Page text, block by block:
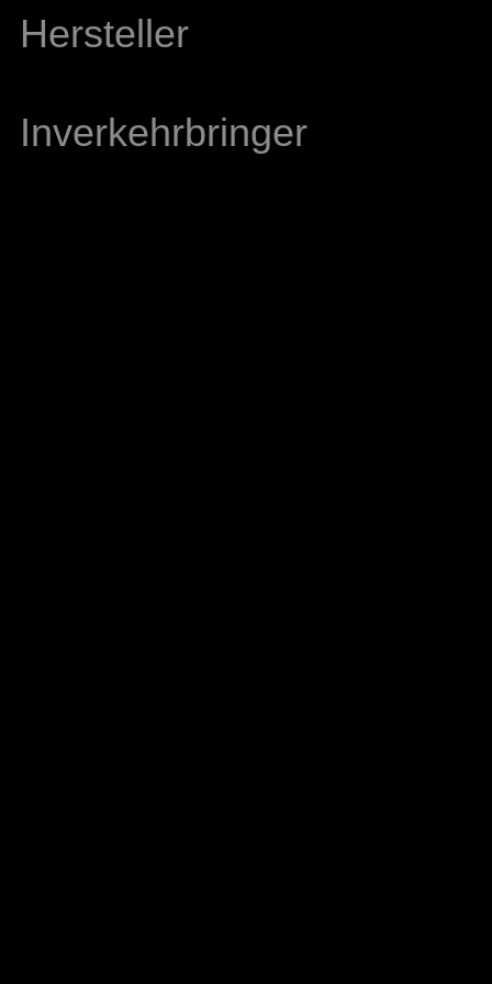
Hersteller
Inverkehrbringer